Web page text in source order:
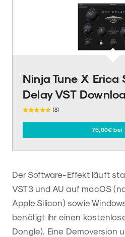
Ninja Tune X Erica
Delay VST
(8)
75,00€ bei
Der Software-Effekt läuft
VST3 und AU auf macOS
Apple Silicon) sowie
benötigt ihr einen
Dongle). Eine Demoversion